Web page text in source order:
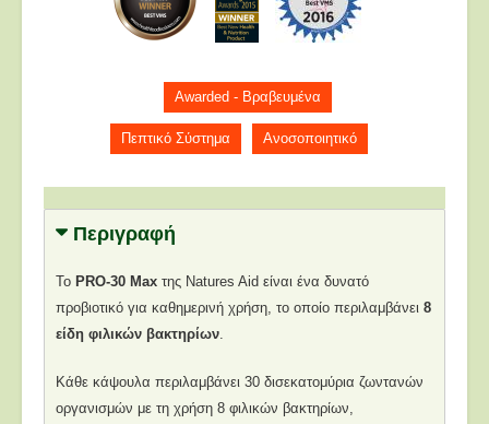
Awarded - Βραβευμένα
Πεπτικό Σύστημα Ανοσοποιητικό
Περιγραφή
To PRO-30 Max της Natures Aid είναι ένα δυνατό
προβιοτικό για καθημερινή χρήση, το οποίο περιλαμβάνει 8
είδη φιλικών βακτηρίων
Κάθε κάψουλα περιλαμβάνει 30 δισεκατομύρια ζωντανών
οργανισμών με τη χρήση 8 φιλικών βακτηρίων,